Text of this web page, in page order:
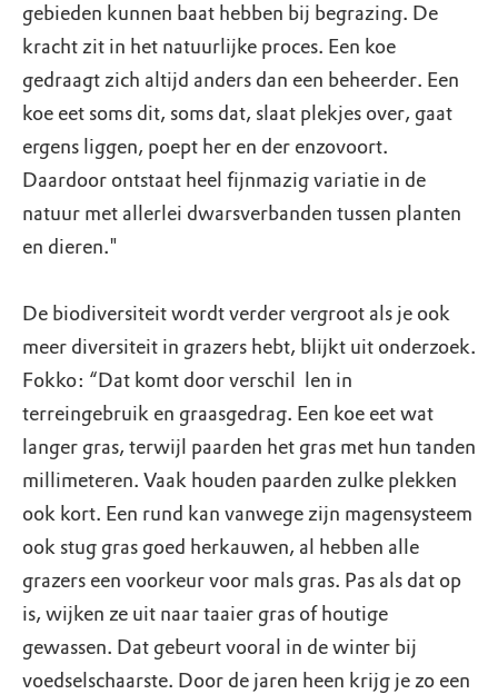
gebieden kunnen baat hebben bij begrazing. De
kracht zit in het natuurlijke proces. Een koe
gedraagt zich altijd anders dan een beheerder. Een
koe eet soms dit, soms dat, slaat plekjes over, gaat
ergens liggen, poept her en der enzovoort.
Daardoor ontstaat heel fijnmazig variatie in de
natuur met allerlei dwarsverbanden tussen planten
en dieren."
De biodiversiteit wordt verder vergroot als je ook
meer diversiteit in grazers hebt, blijkt uit onderzoek.
Fokko: “Dat komt door verschil ­ len in
terreingebruik en graasgedrag. Een koe eet wat
langer gras, terwijl paarden het gras met hun tanden
millimeteren. Vaak houden paarden zulke plekken
ook kort. Een rund kan vanwege zijn magensysteem
ook stug gras goed herkauwen, al hebben alle
grazers een voorkeur voor mals gras. Pas als dat op
is, wijken ze uit naar taaier gras of houtige
gewassen. Dat gebeurt vooral in de winter bij
voedselschaarste. Door de jaren heen krijg je zo een